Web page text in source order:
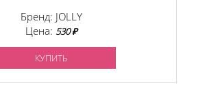
Бренд: JOLLY
Цена: 530 ₽
КУПИТЬ